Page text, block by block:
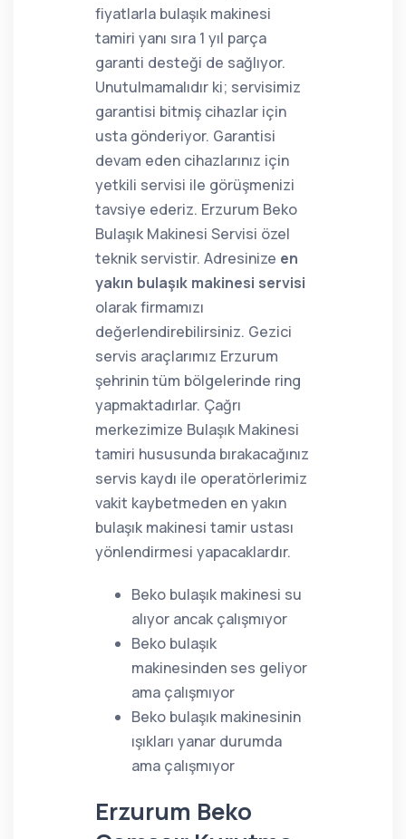
fiyatlarla bulaşık makinesi
tamiri yanı sıra 1 yıl parça
garanti desteği de sağlıyor.
Unutulmamalıdır ki; servisimiz
garantisi bitmiş cihazlar için
usta gönderiyor. Garantisi
devam eden cihazlarınız için
yetkili servisi ile görüşmenizi
tavsiye ederiz. Erzurum Beko
Bulaşık Makinesi Servisi özel
teknik servistir. Adresinize en
yakın bulaşık makinesi servisi
olarak firmamızı
değerlendirebilirsiniz. Gezici
servis araçlarımız Erzurum
şehrinin tüm bölgelerinde ring
yapmaktadırlar. Çağrı
merkezimize Bulaşık Makinesi
tamiri hususunda bırakacağınız
servis kaydı ile operatörlerimiz
vakit kaybetmeden en yakın
bulaşık makinesi tamir ustası
yönlendirmesi yapacaklardır.
Beko bulaşık makinesi su
alıyor ancak çalışmıyor
Beko bulaşık
makinesinden ses geliyor
ama çalışmıyor
Beko bulaşık makinesinin
ışıkları yanar durumda
ama çalışmıyor
Erzurum Beko